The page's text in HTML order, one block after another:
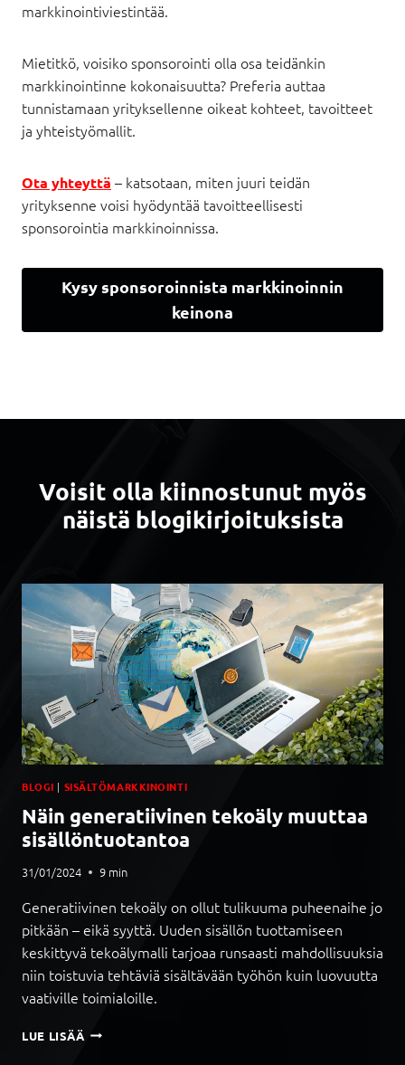
markkinointiviestintää.
Mietitkö, voisiko sponsorointi olla osa teidänkin
markkinointinne kokonaisuutta? Preferia auttaa
tunnistamaan yrityksellenne oikeat kohteet, tavoitteet
ja yhteistyömallit.
Ota yhteyttä – katsotaan, miten juuri teidän
yrityksenne voisi hyödyntää tavoitteellisesti
sponsorointia markkinoinnissa.
Kysy sponsoroinnista markkinoinnin
keinona
Voisit olla kiinnostunut myös
näistä blogikirjoituksista
BLOGI | SISÄLTÖMARKKINOINTI
Näin generatiivinen tekoäly muuttaa
sisällöntuotantoa
31/01/2024 9 min
Generatiivinen tekoäly on ollut tulikuuma puheenaihe jo
pitkään – eikä syyttä. Uuden sisällön tuottamiseen
keskittyvä tekoälymalli tarjoaa runsaasti mahdollisuuksia
niin toistuvia tehtäviä sisältävään työhön kuin luovuutta
vaativille toimialoille.
LUE LISÄÄ N